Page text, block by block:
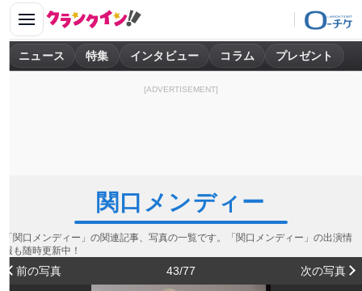
ニュース 特集 インタビュー コラム プレゼント
[ADVERTISEMENT]
関口メンディー
「関口メンディー」の関連記事、写真の一覧です。「関口メンディー」の出演情
報も随時更新中！
前の写真 43/77 次の写真